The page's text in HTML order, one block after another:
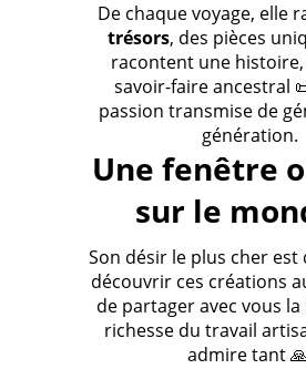
De chaque voyage, elle
trésors, des pièces
racontent une
savoir-faire ancestral
passion transmise de
génération.
Une fenêtre
sur le
Son désir le plus cher est
découvrir ces créations
de partager avec vous
richesse du travail
admire tant